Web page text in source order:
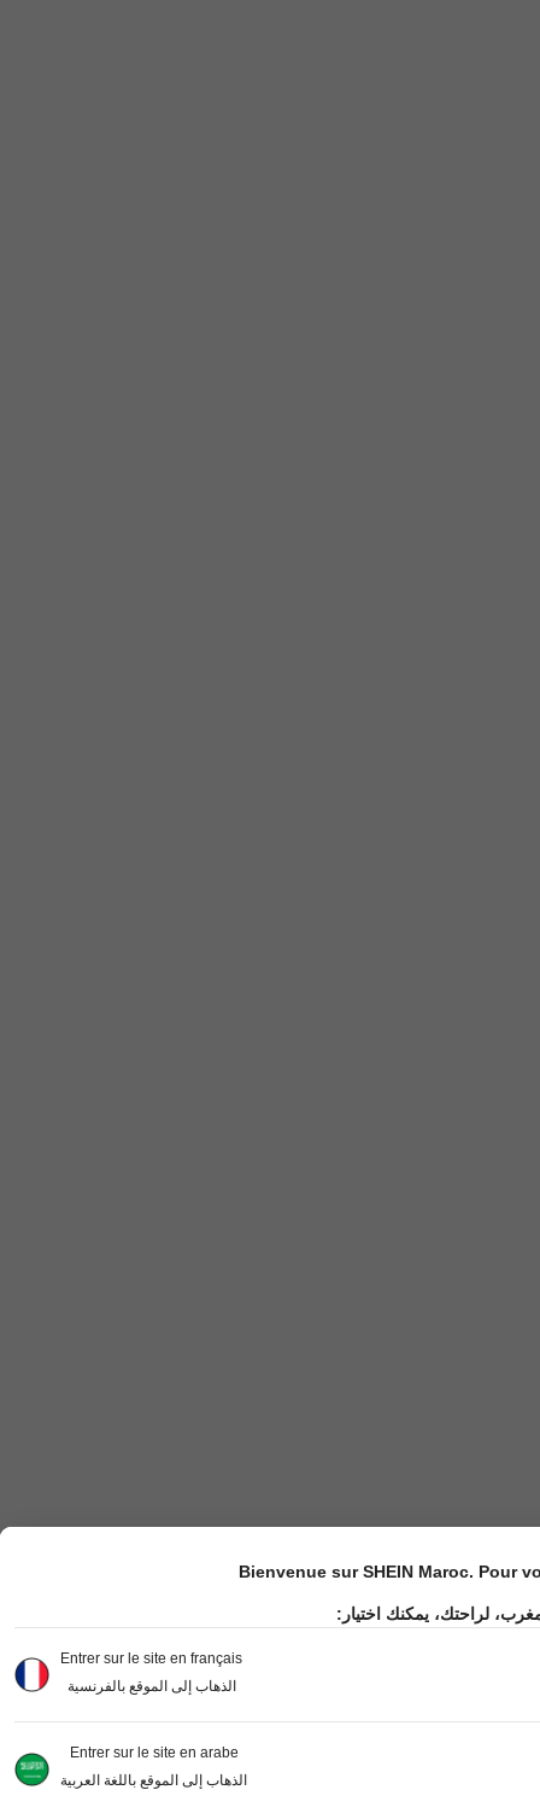
Bienvenue sur SHEIN Maroc. Pour
لراحتك، يمكنك اختيار:
Entrer sur le site en français
الذهاب إلى الموقع بالفرنسية
Entrer sur le site en arabe
الذهاب إلى الموقع باللغة العربية